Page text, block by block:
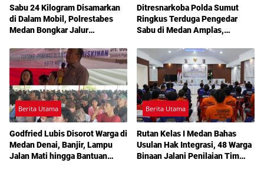
Sabu 24 Kilogram Disamarkan
di Dalam Mobil, Polrestabes
Medan Bongkar Jalur
Ditresnarkoba Polda Sumut
Ringkus Terduga Pengedar
Sabu di Medan Amplas,
Berita Utama
Godfried Lubis Disorot Warga di
Medan Denai, Banjir, Lampu
Jalan Mati hingga Bantuan
Berita Utama
Rutan Kelas I Medan Bahas
Usulan Hak Integrasi, 48 Warga
Binaan Jalani Penilaian Tim